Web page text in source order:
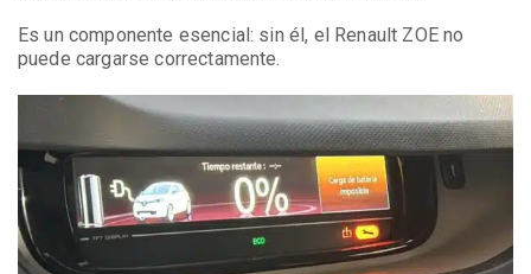
Es un componente esencial: sin él, el Renault ZOE no
puede cargarse correctamente.